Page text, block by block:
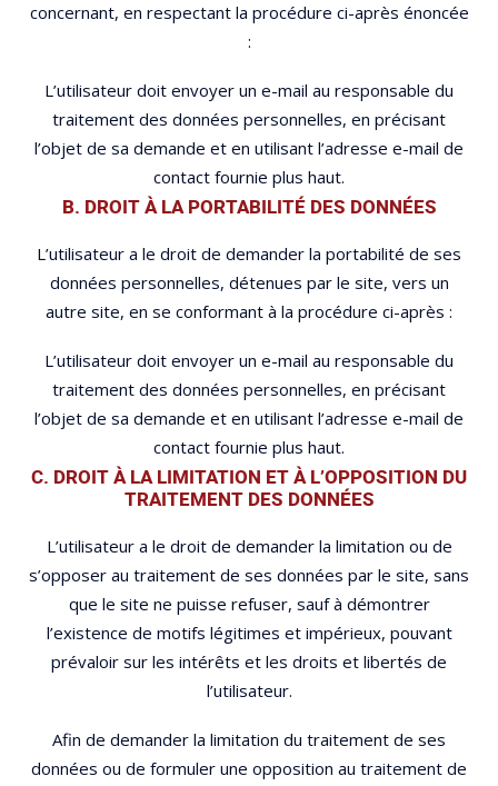
concernant, en respectant la procédure ci-après énoncée
:
L’utilisateur doit envoyer un e-mail au responsable du
traitement des données personnelles, en précisant
l’objet de sa demande et en utilisant l’adresse e-mail de
contact fournie plus haut.
B. DROIT À LA PORTABILITÉ DES DONNÉES
L’utilisateur a le droit de demander la portabilité de ses
données personnelles, détenues par le site, vers un
autre site, en se conformant à la procédure ci-après :
L’utilisateur doit envoyer un e-mail au responsable du
traitement des données personnelles, en précisant
l’objet de sa demande et en utilisant l’adresse e-mail de
contact fournie plus haut.
C. DROIT À LA LIMITATION ET À L’OPPOSITION DU
TRAITEMENT DES DONNÉES
L’utilisateur a le droit de demander la limitation ou de
s’opposer au traitement de ses données par le site, sans
que le site ne puisse refuser, sauf à démontrer
l’existence de motifs légitimes et impérieux, pouvant
prévaloir sur les intérêts et les droits et libertés de
l’utilisateur.
Afin de demander la limitation du traitement de ses
données ou de formuler une opposition au traitement de